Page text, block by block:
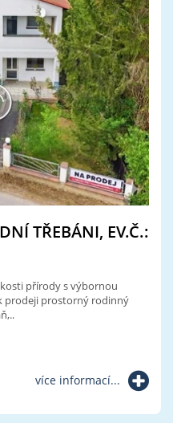
TŘEBÁNI, EV.Č.:
přírody s výbornou
prodeji prostorný rodinný
více informací...